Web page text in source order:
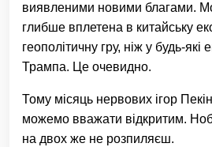
виявленими новими благами.
глибше вплетена в китайську
геополітичну гру, ніж у будь-які
Трампа. Це очевидно.
Тому місяць нервових ігор
можемо вважати відкритим.
на двох же не розпиляєш.